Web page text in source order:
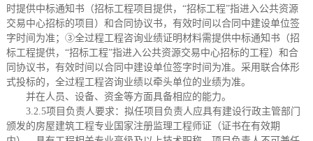
时提供中标通知书（招标工程项目提供，“招标工程”指进入公共资源
交易中心招标的项目）和合同协议书，有效时间以合同中建设单位签
字时间为准；③全过程工程咨询业绩证明材料需提供中标通知书（招
标工程提供，“招标工程”指进入公共资源交易中心招标的工程）和合
同协议书，有效时间以合同中建设单位签字时间为准。采用联合体形
式投标的，全过程工程咨询业绩以牵头单位的业绩为准。
并在人员、设备、资金等方面具备相应的能力。
3.2.5项目负责人要求： 拟任项目负责人应具有建设行政主管部门
颁发的房屋建筑工程专业国家注册监理工程师证（证书在有效期